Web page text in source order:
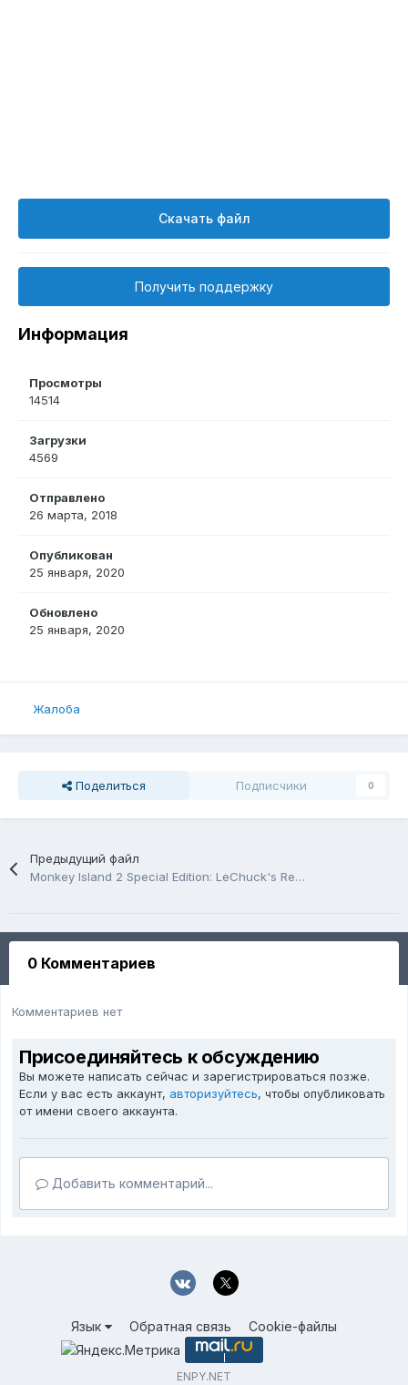
Скачать файл
Получить поддержку
Информация
Просмотры
14514
Загрузки
4569
Отправлено
26 марта, 2018
Опубликован
25 января, 2020
Обновлено
25 января, 2020
Жалоба
Поделиться Подписчики 0
Предыдущий файл
Monkey Island 2 Special Edition: LeChuck's Revenge / Остров Обезьян 2 Специальная редакция: Месть ЛеЧака
0 Комментариев
Комментариев нет
Присоединяйтесь к обсуждению
Вы можете написать сейчас и зарегистрироваться позже.
Если у вас есть аккаунт, авторизуйтесь, чтобы опубликовать
от имени своего аккаунта.
Добавить комментарий...
Язык Обратная связь Cookie-файлы
ENPY.NET